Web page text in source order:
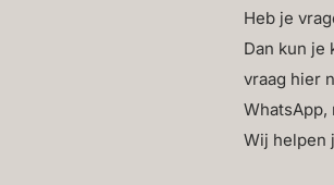
Heb je
Dan kun je
vraag hier
WhatsApp,
Wij helpen